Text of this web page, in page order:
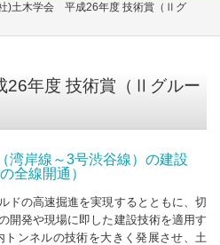
)土木学会 平成26年度 技術賞（Ⅱグ
年度 技術賞（Ⅱグルー
湾岸線～3号渋谷線）の建設
全線開通）
ドの高速掘進を実現するとともに、切
開発や現場に即した建設技術を適用す
ンネルの技術を大きく発展させ、土